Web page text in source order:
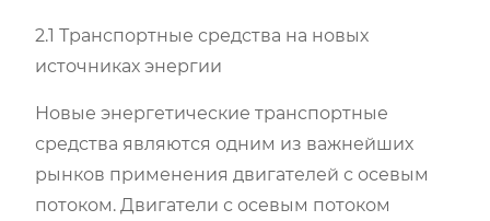
2.1 Транспортные средства на новых
источниках энергии
Новые энергетические транспортные
средства являются одним из важнейших
рынков применения двигателей с осевым
потоком. Двигатели с осевым потоком